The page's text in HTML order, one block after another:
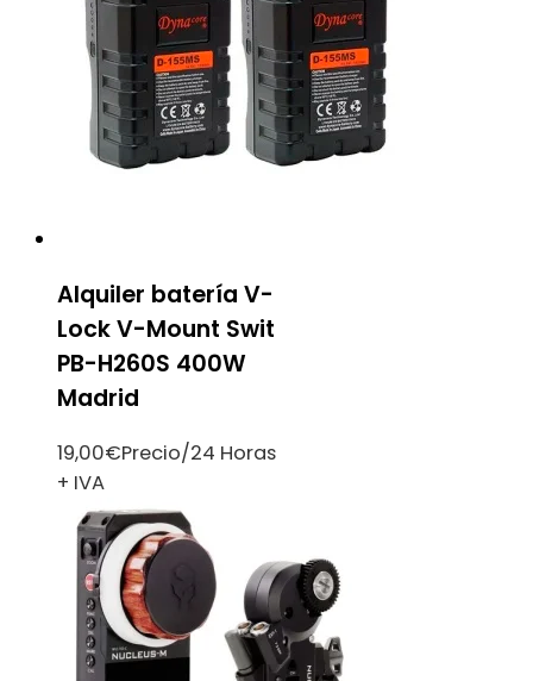
Alquiler batería V-
Lock V-Mount Swit
PB-H260S 400W
Madrid
19,00€Precio/24 Horas
+ IVA